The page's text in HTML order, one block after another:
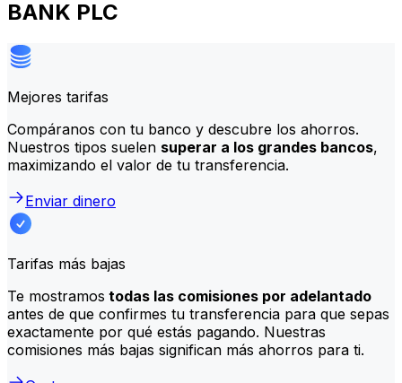
BANK PLC
Mejores tarifas
Compáranos con tu banco y descubre los ahorros.
Nuestros tipos suelen superar a los grandes bancos,
maximizando el valor de tu transferencia.
Enviar dinero
Tarifas más bajas
Te mostramos todas las comisiones por adelantado
antes de que confirmes tu transferencia para que sepas
exactamente por qué estás pagando. Nuestras
comisiones más bajas significan más ahorros para ti.